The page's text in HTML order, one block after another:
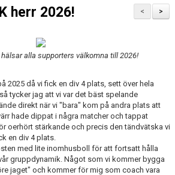
>
<
herr 2026!
alla supporters välkomna till 2026!
2025 då vi fick en div 4 plats, sett över hela
tycker jag att vi var det bäst spelande
direkt när vi "bara" kom på andra plats att
hade dippat i några matcher och tappat
oerhört stärkande och precis den tändvätska vi
en div 4 plats.
med lite inomhusboll för att fortsatt hålla
gruppdynamik. Något som vi kommer bygga
jaget" och kommer för mig som coach vara